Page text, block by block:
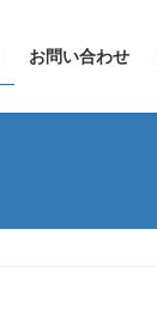
お問い合わせ